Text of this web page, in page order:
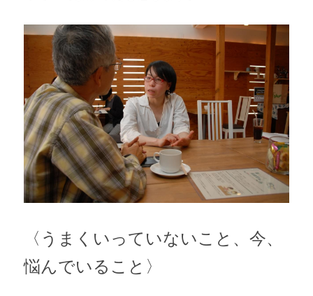
〈うまくいっていないこと、今、
悩んでいること〉